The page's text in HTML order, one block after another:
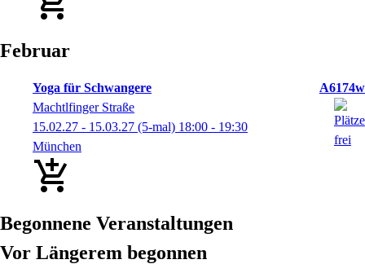
Februar
Yoga für Schwangere
A6174w
Machtlfinger Straße
15.02.27 - 15.03.27 (5-mal) 18:00 - 19:30
München
Begonnene Veranstaltungen
Vor Längerem begonnen